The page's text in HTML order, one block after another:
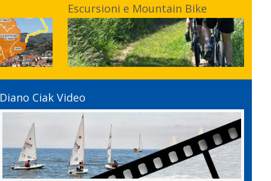
Escursioni e Mountain Bike
Diano Ciak Video